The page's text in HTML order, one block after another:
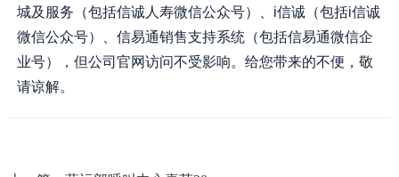
城及服务（包括信诚人寿微信公众号）、i信诚（包括i信诚
微信公众号）、信易通销售支持系统（包括信易通微信企
业号），但公司官网访问不受影响。给您带来的不便，敬
请谅解。